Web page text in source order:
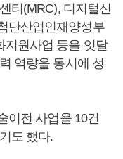
터(MRC), 디지털신
단산업인재양성부
지원사업 등을 잇달
역량을 동시에 성
이전 사업을 10건
도 했다.